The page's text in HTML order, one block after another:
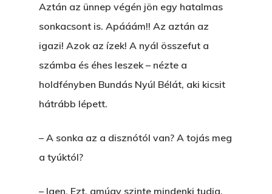
Aztán az ünnep végén jön egy hatalmas
sonkacsont is. Apááám!! Az aztán az
igazi! Azok az ízek! A nyál összefut a
számba és éhes leszek – nézte a
holdfényben Bundás Nyúl Bélát, aki kicsit
hátrább lépett.
– A sonka az a disznótól van? A tojás meg
a tyúktól?
– Igen. Ezt, amúgy szinte mindenki tudja,